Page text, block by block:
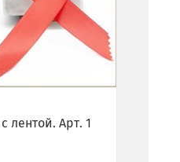
лентой. Арт. 1